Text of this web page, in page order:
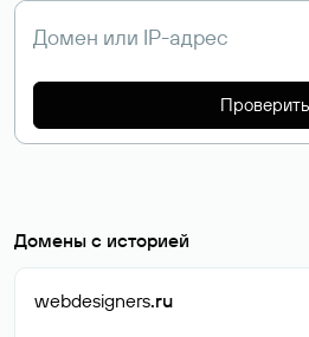
Проверить
Домены с историей
webdesigners.ru